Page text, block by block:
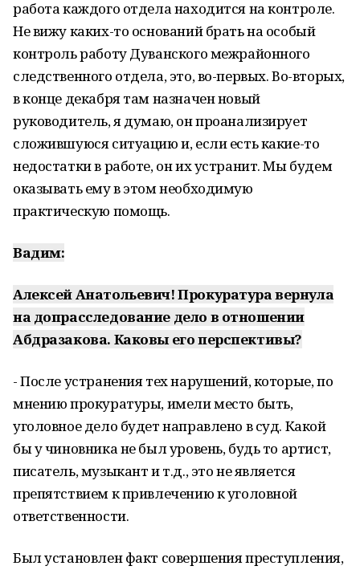
работа каждого отдела находится на контроле.
Не вижу каких-то оснований брать на особый
контроль работу Дуванского межрайонного
следственного отдела, это, во-первых. Во-вторых,
в конце декабря там назначен новый
руководитель, я думаю, он проанализирует
сложившуюся ситуацию и, если есть какие-то
недостатки в работе, он их устранит. Мы будем
оказывать ему в этом необходимую
практическую помощь.
Вадим:
Алексей Анатольевич! Прокуратура вернула
на допрасследование дело в отношении
Абдразакова. Каковы его перспективы?
- После устранения тех нарушений, которые, по
мнению прокуратуры, имели место быть,
уголовное дело будет направлено в суд. Какой
бы у чиновника не был уровень, будь то артист,
писатель, музыкант и т.д., это не является
препятствием к привлечениюкуголовной
ответственности.
Был установлен факт совершения преступления,